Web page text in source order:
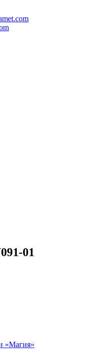
01
«Магия»